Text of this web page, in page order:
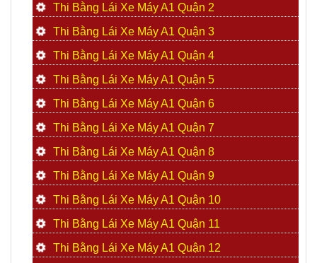
Thi Bằng Lái Xe Máy A1 Quận 2
Thi Bằng Lái Xe Máy A1 Quận 3
Thi Bằng Lái Xe Máy A1 Quận 4
Thi Bằng Lái Xe Máy A1 Quận 5
Thi Bằng Lái Xe Máy A1 Quận 6
Thi Bằng Lái Xe Máy A1 Quận 7
Thi Bằng Lái Xe Máy A1 Quận 8
Thi Bằng Lái Xe Máy A1 Quận 9
Thi Bằng Lái Xe Máy A1 Quận 10
Thi Bằng Lái Xe Máy A1 Quận 11
Thi Bằng Lái Xe Máy A1 Quận 12